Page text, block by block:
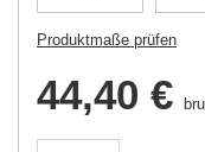
Produktmaße prüfen
44,40 €